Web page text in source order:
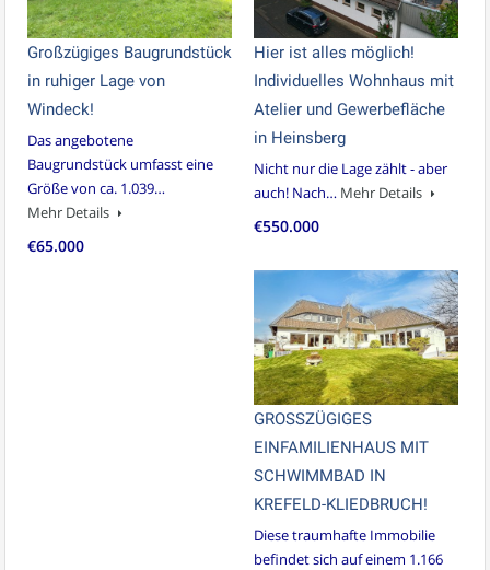
Großzügiges Baugrundstück
in ruhiger Lage von
Windeck!
Das angebotene
Baugrundstück umfasst eine
Größe von ca. 1.039…
Mehr Details
€65.000
Hier ist alles möglich!
Individuelles Wohnhaus mit
Atelier und Gewerbefläche
in Heinsberg
Nicht nur die Lage zählt - aber
auch! Nach… Mehr Details
€550.000
GROSSZÜGIGES
EINFAMILIENHAUS MIT
SCHWIMMBAD IN
KREFELD-KLIEDBRUCH!
Diese traumhafte Immobilie
befindet sich auf einem 1.166